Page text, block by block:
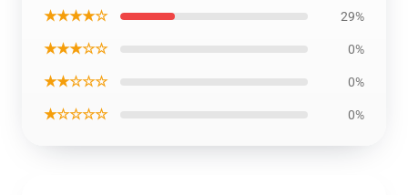
★★★★☆ 29%
★★★☆☆ 0%
★★☆☆☆ 0%
★☆☆☆☆ 0%